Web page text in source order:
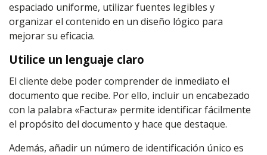
espaciado uniforme, utilizar fuentes legibles y
organizar el contenido en un diseño lógico para
mejorar su eficacia.
Utilice un lenguaje claro
El cliente debe poder comprender de inmediato el
documento que recibe. Por ello, incluir un encabezado
con la palabra «Factura» permite identificar fácilmente
el propósito del documento y hace que destaque.
Además, añadir un número de identificación único es